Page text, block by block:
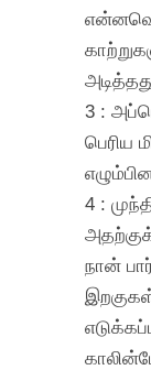
3 :
பெரிய
4 :
நான்
இறகுகள்